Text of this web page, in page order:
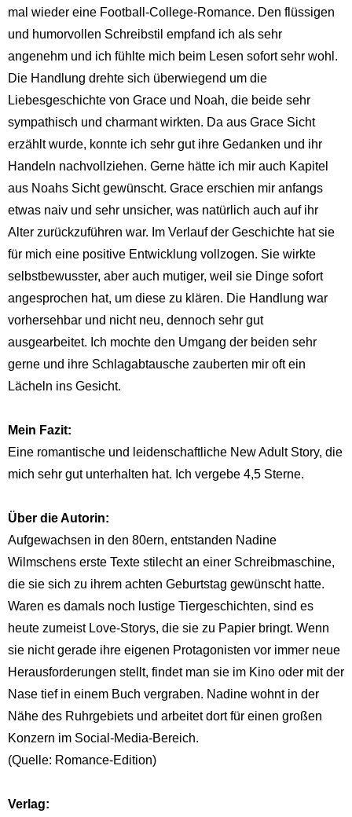
mal wieder eine Football-College-Romance. Den flüssigen
und humorvollen Schreibstil empfand ich als sehr
angenehm und ich fühlte mich beim Lesen sofort sehr wohl.
Die Handlung drehte sich überwiegend um die
Liebesgeschichte von Grace und Noah, die beide sehr
sympathisch und charmant wirkten. Da aus Grace Sicht
erzählt wurde, konnte ich sehr gut ihre Gedanken und ihr
Handeln nachvollziehen. Gerne hätte ich mir auch Kapitel
aus Noahs Sicht gewünscht. Grace erschien mir anfangs
etwas naiv und sehr unsicher, was natürlich auch auf ihr
Alter zurückzuführen war. Im Verlauf der Geschichte hat sie
für mich eine positive Entwicklung vollzogen. Sie wirkte
selbstbewusster, aber auch mutiger, weil sie Dinge sofort
angesprochen hat, um diese zu klären. Die Handlung war
vorhersehbar und nicht neu, dennoch sehr gut
ausgearbeitet. Ich mochte den Umgang der beiden sehr
gerne und ihre Schlagabtausche zauberten mir oft ein
Lächeln ins Gesicht.
Mein Fazit:
Eine romantische und leidenschaftliche New Adult Story, die
mich sehr gut unterhalten hat. Ich vergebe 4,5 Sterne.
Über die Autorin:
Aufgewachsen in den 80ern, entstanden Nadine
Wilmschens erste Texte stilecht an einer Schreibmaschine,
die sie sich zu ihrem achten Geburtstag gewünscht hatte.
Waren es damals noch lustige Tiergeschichten, sind es
heute zumeist Love-Storys, die sie zu Papier bringt. Wenn
sie nicht gerade ihre eigenen Protagonisten vor immer neue
Herausforderungen stellt, findet man sie im Kino oder mit der
Nase tief in einem Buch vergraben. Nadine wohnt in der
Nähe des Ruhrgebiets und arbeitet dort für einen großen
Konzern im Social-Media-Bereich.
(Quelle: Romance-Edition)
Verlag: